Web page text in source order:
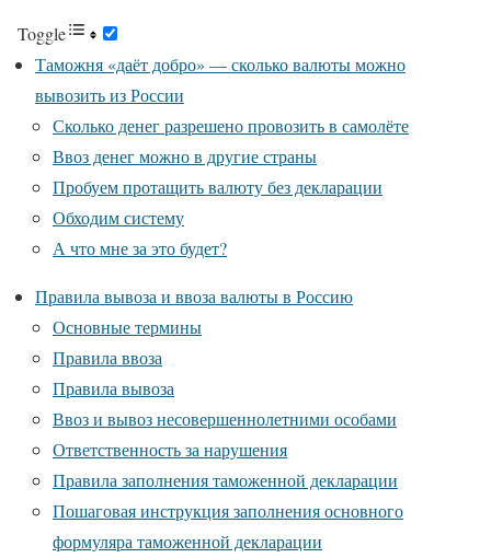
Toggle
Таможня «даёт добро» — сколько валюты можно
вывозить из России
Сколько денег разрешено провозить в самолёте
Ввоз денег можно в другие страны
Пробуем протащить валюту без декларации
Обходим систему
А что мне за это будет?
Правила вывоза и ввоза валюты в Россию
Основные термины
Правила ввоза
Правила вывоза
Ввоз и вывоз несовершеннолетними особами
Ответственность за нарушения
Правила заполнения таможенной декларации
Пошаговая инструкция заполнения основного
формуляра таможенной декларации